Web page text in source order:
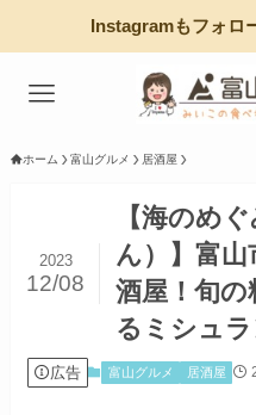
Instagramもフォロ
ホーム 富山グルメ 居酒屋
【海のめ
ん）】富
酒屋！旬
るミシュラ
2023
12/08
広告 富山グルメ 居酒屋